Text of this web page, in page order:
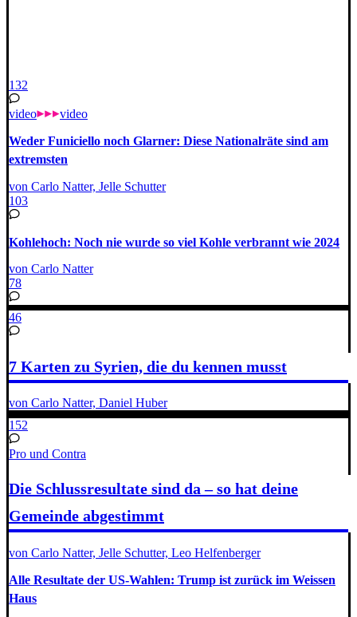
132
video video
Weder Funiciello noch Glarner: Diese Nationalräte sind am
extremsten
von Carlo Natter, Jelle Schutter
103
Kohlehoch: Noch nie wurde so viel Kohle verbrannt wie 2024
von Carlo Natter
78
46
7 Karten zu Syrien, die du kennen musst
von Carlo Natter, Daniel Huber
152
Pro und Contra
Die Schlussresultate sind da – so hat deine
Gemeinde abgestimmt
von Carlo Natter, Jelle Schutter, Leo Helfenberger
Alle Resultate der US-Wahlen: Trump ist zurück im Weissen
Haus